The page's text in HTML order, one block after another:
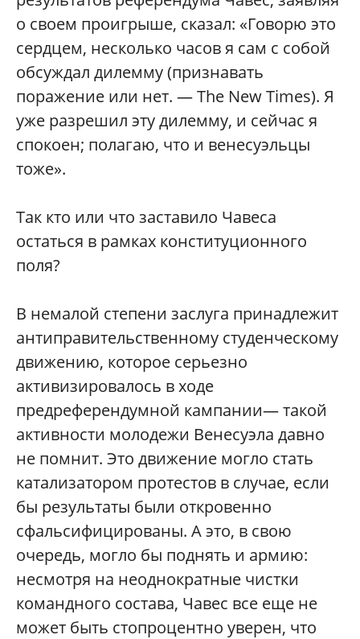
о своем проигрыше, сказал: «Говорю это
сердцем, несколько часов я сам с собой
обсуждал дилемму (признавать
поражение или нет. — The New Times). Я
уже разрешил эту дилемму, и сейчас я
спокоен; полагаю, что и венесуэльцы
тоже».
Так кто или что заставило Чавеса
остаться в рамках конституционного
поля?
В немалой степени заслуга принадлежит
антиправительственному студенческому
движению, которое серьезно
активизировалось в ходе
предреферендумной кампании— такой
активности молодежи Венесуэла давно
не помнит. Это движение могло стать
катализатором протестов в случае, если
бы результаты были откровенно
сфальсифицированы. А это, в свою
очередь, могло бы поднять и армию:
несмотря на неоднократные чистки
командного состава, Чавес все еще не
может быть стопроцентно уверен, что